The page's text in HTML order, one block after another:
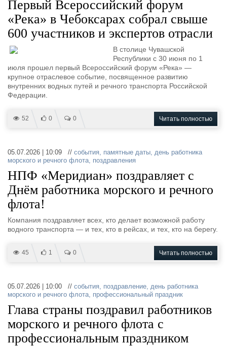
Первый Всероссийский форум
«Река» в Чебоксарах собрал свыше
600 участников и экспертов отрасли
В столице Чувашской
Республики с 30 июня по 1
июля прошел первый Всероссийский форум «Река» —
крупное отраслевое событие, посвященное развитию
внутренних водных путей и речного транспорта Российской
Федерации.
52 0 0 Читать полностью
05.07.2026 | 10:09 // события, памятные даты, день работника
морского и речного флота, поздравления
НПФ «Меридиан» поздравляет с
Днём работника морского и речного
флота!
Компания поздравляет всех, кто делает возможной работу
водного транспорта — и тех, кто в рейсах, и тех, кто на берегу.
45 1 0 Читать полностью
05.07.2026 | 10:00 // события, поздравление, день работника
морского и речного флота, профессиональный праздник
Глава страны поздравил работников
морского и речного флота с
профессиональным праздником